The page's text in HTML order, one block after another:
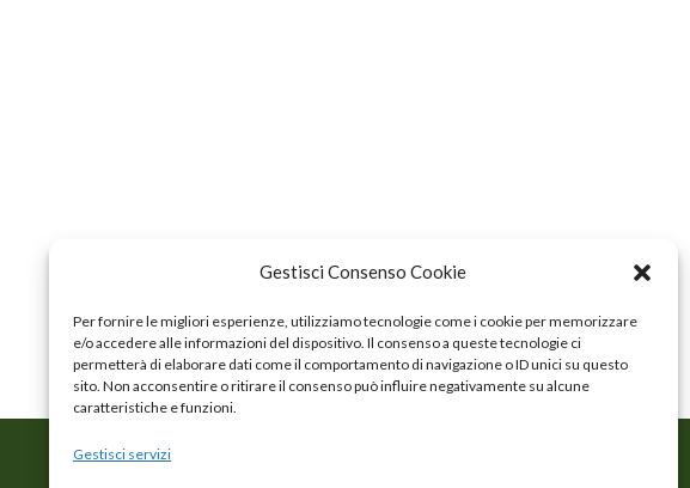
Gestisci Consenso Cookie
Per fornire le migliori esperienze, utilizziamo tecnologie come i cookie per memorizzare
e/o accedere alle informazioni del dispositivo. Il consenso a queste tecnologie ci
permetterà di elaborare dati come il comportamento di navigazione o ID unici su questo
sito. Non acconsentire o ritirare il consenso può influire negativamente su alcune
caratteristiche e funzioni.
Gestisci servizi